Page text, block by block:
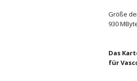
Größe
930
Das
für